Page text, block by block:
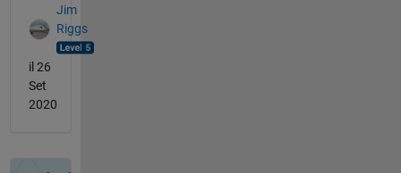
Jim
Riggs
il 26
Set
2020